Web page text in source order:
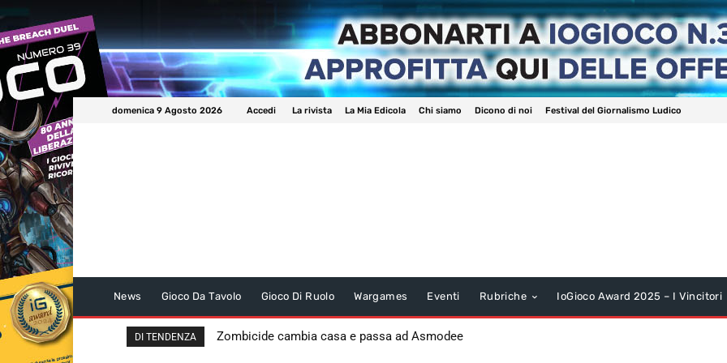
domenica 9 Agosto 2026 Accedi La rivista La Mia Edicola Chi siamo Dicono di noi Festival del Giornalismo Ludico
News Gioco Da Tavolo Gioco Di Ruolo Wargames Eventi Rubriche IoGioco Award 2025 – I Vincitori
DI TENDENZA Zombicide cambia casa e passa ad Asmodee